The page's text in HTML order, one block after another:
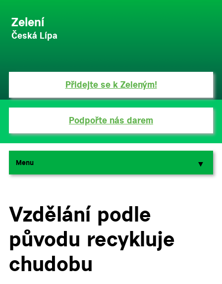
Zelení
Česká Lípa
Přidejte se k Zeleným!
Podpořte nás darem
Menu ▼
▼
Vzdělání podle
původu recykluje
chudobu